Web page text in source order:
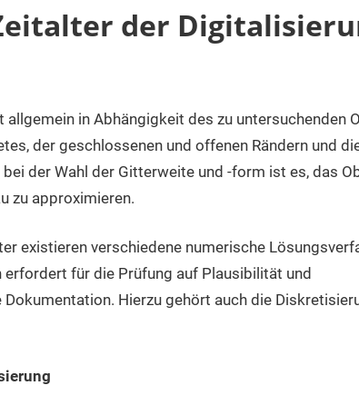
der
in Abhängigkeit des zu untersuchenden
der geschlossenen und offenen Rändern und
der Wahl der Gitterweite und -form ist es, das
zu approximieren.
existieren verschiedene numerische
für die Prüfung auf Plausibilität und
Hierzu gehört auch die